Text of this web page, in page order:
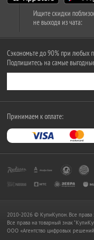
Ищите скидки
не выходя из чата:
Сэкономьте до 90% при любых
Подпишитесь на самые
Принимаем к оплате:
2010-2026 © КупиКупон. Все
Все права на товарный знак
OOO «Агентство цифровых